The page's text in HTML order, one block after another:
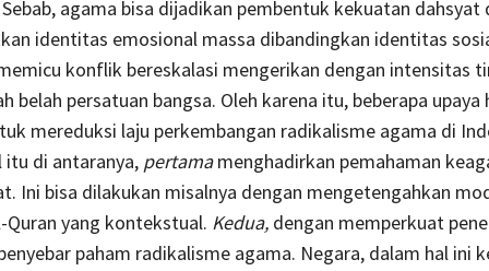
agama bisa dijadikan pembentuk kekuatan dahsyat
identitas emosional massa dibandingkan identitas
konflik bereskalasi mengerikan dengan intensitas
belah persatuan bangsa. Oleh karena itu, beberapa upaya
mereduksi laju perkembangan radikalisme agama di
itu di antaranya, pertamamenghadirkan pemahaman
Ini bisa dilakukan misalnya dengan mengetengahkan
Quran yang kontekstual. Kedua, dengan memperkuat
paham radikalisme agama. Negara, dalam hal ini